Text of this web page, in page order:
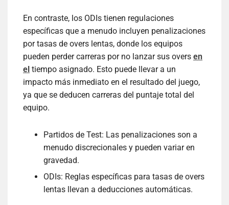
En contraste, los ODIs tienen regulaciones
específicas que a menudo incluyen penalizaciones
por tasas de overs lentas, donde los equipos
pueden perder carreras por no lanzar sus overs en
el tiempo asignado. Esto puede llevar a un
impacto más inmediato en el resultado del juego,
ya que se deducen carreras del puntaje total del
equipo.
Partidos de Test: Las penalizaciones son a
menudo discrecionales y pueden variar en
gravedad.
ODIs: Reglas específicas para tasas de overs
lentas llevan a deducciones automáticas.